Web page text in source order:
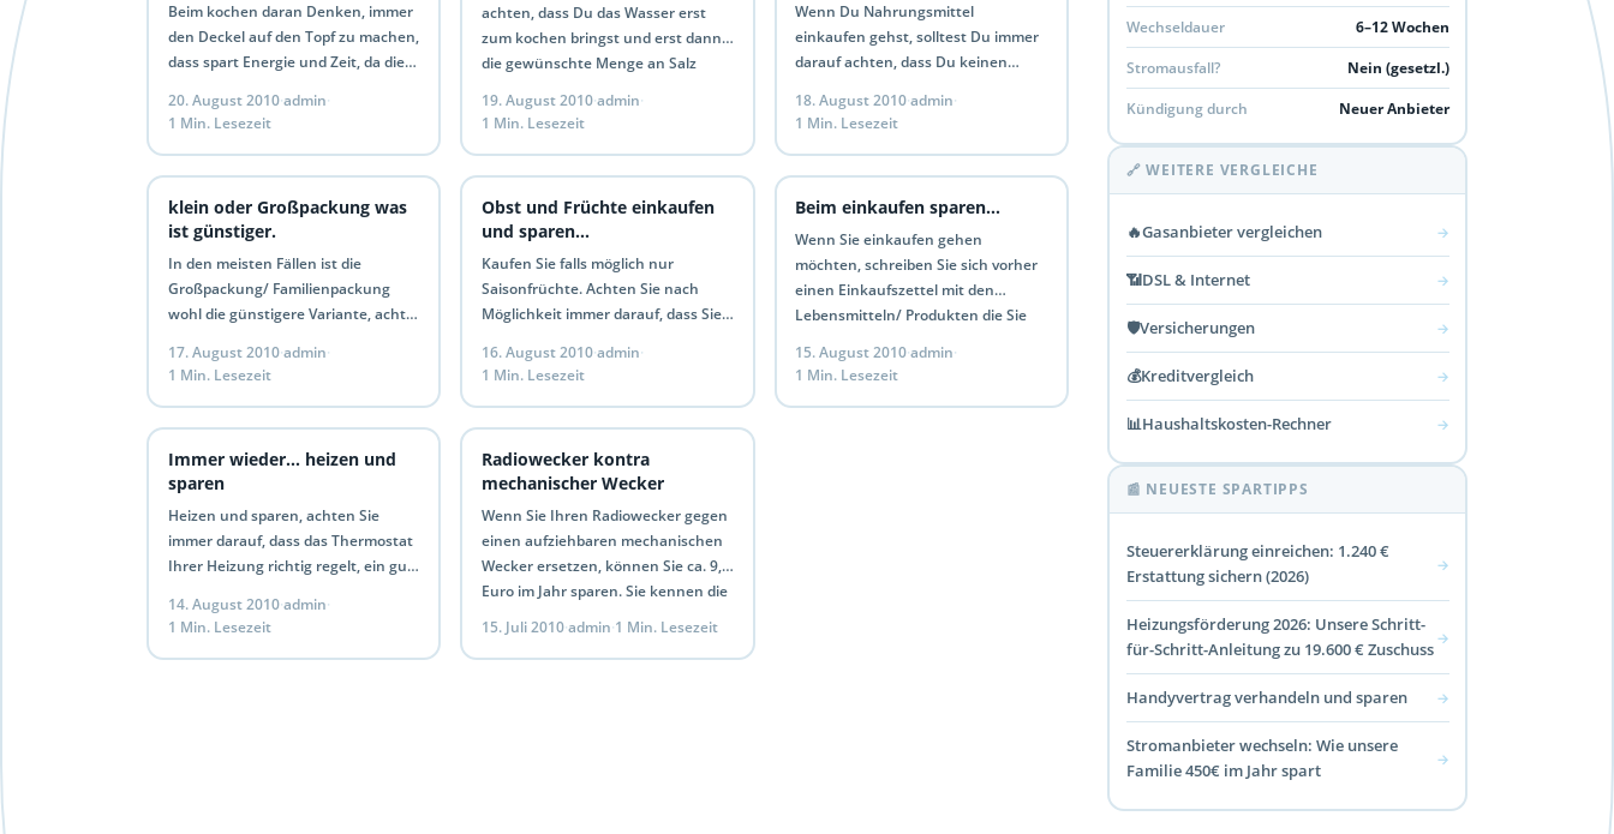
Beim kochen daran Denken, immer
den Deckel auf den Topf zu machen,
dass spart Energie und Zeit, da die
das…
20. August 2010·admin·
1 Min. Lesezeit
achten, dass Du das Wasser erst
zum kochen bringst und erst dann
die gewünschte Menge an Salz
19. August 2010·admin·
1 Min. Lesezeit
Wenn Du Nahrungsmittel
einkaufen gehst, solltest Du immer
darauf achten, dass Du keinen
die Gefahr Impulskäufen zu tätigen.
18. August 2010·admin·
1 Min. Lesezeit
klein oder Großpackung was
ist günstiger.
In den meisten Fällen ist die
Großpackung/ Familienpackung
wohl die günstigere Variante, achte
den angegebenen Literpreis/
17. August 2010·admin·
1 Min. Lesezeit
Obst und Früchte einkaufen
und sparen…
Kaufen Sie falls möglich nur
Saisonfrüchte. Achten Sie nach
Möglichkeit immer darauf, dass Sie
Saison haben. Dadurch vermeiden
16. August 2010·admin·
1 Min. Lesezeit
Beim einkaufen sparen…
Wenn Sie einkaufen gehen
möchten, schreiben Sie sich vorher
einen Einkaufszettel mit den
Lebensmitteln/ Produkten die Sie
Nehmen Sie den Einkaufszettel…
15. August 2010·admin·
1 Min. Lesezeit
Immer wieder… heizen und
sparen
Heizen und sparen, achten Sie
immer darauf, dass das Thermostat
Ihrer Heizung richtig regelt, ein gut
Ihnen Energiekosten. Tipp: Einen
Heizkörperregler…
14. August 2010·admin·
1 Min. Lesezeit
Radiowecker kontra
mechanischer Wecker
Wenn Sie Ihren Radiowecker gegen
einen aufziehbaren mechanischen
Wecker ersetzen, können Sie ca. 9,-
Euro im Jahr sparen. Sie kennen die
möchten…
15. Juli 2010·admin·1 Min. Lesezeit
Wechseldauer
6–12 Wochen
Stromausfall?
Nein (gesetzl.)
Kündigung durch
Neuer Anbieter
🔗 WEITERE VERGLEICHE
🔥Gasanbieter vergleichen →
📶DSL & Internet →
🛡️Versicherungen →
💰Kreditvergleich →
📊Haushaltskosten-Rechner →
📰 NEUESTE SPARTIPPS
Steuererklärung einreichen: 1.240 €
Erstattung sichern (2026)
→
Heizungsförderung 2026: Unsere Schritt-
für-Schritt-Anleitung zu 19.600 € Zuschuss
→
Handyvertrag verhandeln und sparen →
Stromanbieter wechseln: Wie unsere
Familie 450€ im Jahr spart
→